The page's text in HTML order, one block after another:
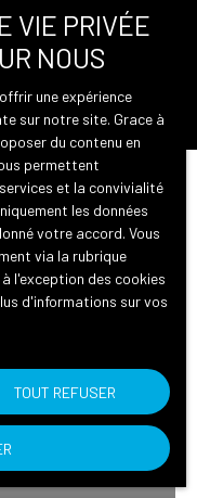
Créer une alerte
Exclusivité
VIE PRIVÉE
NOUS
une expérience
sur notre site. Grace à
du contenu en
permettent
et la convivialité
les données
votre accord. Vous
via la rubrique
l'exception des cookies
d'informations sur vos
TOUT REFUSER